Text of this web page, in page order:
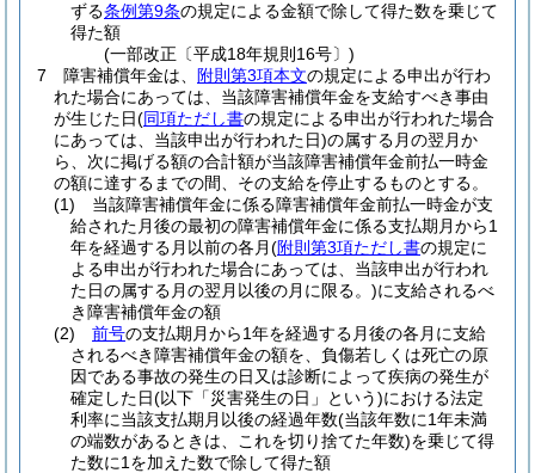
ずる条例第9条の規定による金額で除して得た数を乗じて
得た額
(一部改正〔平成18年規則16号〕)
7
障害補償年金は、 附則第3項本文の規定による申出が行わ
れた場合にあっては、当該障害補償年金を支給すべき事由
が生じた日(同項ただし書の規定による申出が行われた場合
にあっては、当該申出が行われた日)の属する月の翌月か
ら、次に掲げる額の合計額が当該障害補償年金前払一時金
の額に達するまでの間、その支給を停止するものとする。
(1)
当該障害補償年金に係る障害補償年金前払一時金が支
給された月後の最初の障害補償年金に係る支払期月から1
年を経過する月以前の各月(附則第3項ただし書の規定に
よる申出が行われた場合にあっては、当該申出が行われ
た日の属する月の翌月以後の月に限る。)に支給されるべ
き障害補償年金の額
(2)
前号の支払期月から1年を経過する月後の各月に支給
されるべき障害補償年金の額を、負傷若しくは死亡の原
因である事故の発生の日又は診断によって疾病の発生が
確定した日(以下「災害発生の日」という)における法定
利率に当該支払期月以後の経過年数(当該年数に1年未満
の端数があるときは、これを切り捨てた年数)を乗じて得
た数に1を加えた数で除して得た額